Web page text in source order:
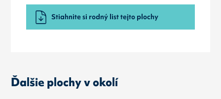
Stiahnite si rodný list tejto plochy
Ďalšie plochy v okolí